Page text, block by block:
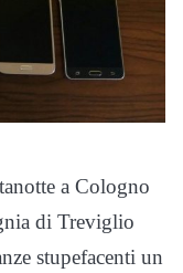
a Cologno
di Treviglio
stupefacenti un